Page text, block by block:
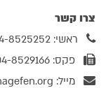
צרו קשר
ראשי: 04-8525252
פקס: 04-8529166
מייל: